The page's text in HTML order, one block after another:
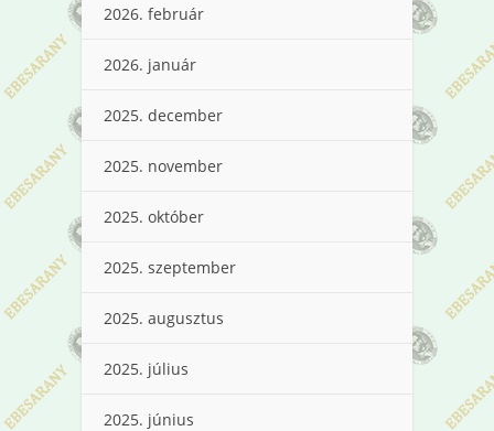
2026. február
2026. január
2025. december
2025. november
2025. október
2025. szeptember
2025. augusztus
2025. július
2025. június